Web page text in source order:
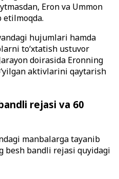
Eron va Ummon
hujumlari hamda
to‘xtatish ustuvor
doirasida Eronning
aktivlarini qaytarish
rejasi va 60
manbalarga tayanib
besh bandli rejasi quyidagi